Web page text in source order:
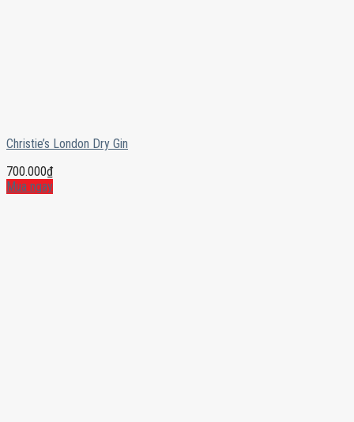
Christie’s London Dry Gin
700.000₫
Mua ngay